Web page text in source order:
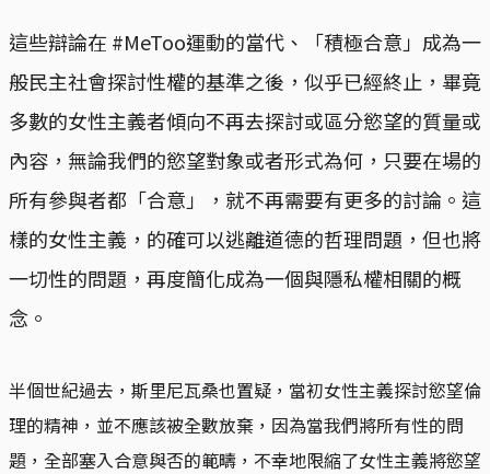
這些辯論在 #MeToo運動的當代、「積極合意」成為一
般民主社會探討性權的基準之後，似乎已經終止，畢竟
多數的女性主義者傾向不再去探討或區分慾望的質量或
內容，無論我們的慾望對象或者形式為何，只要在場的
所有參與者都「合意」，就不再需要有更多的討論。這
樣的女性主義，的確可以逃離道德的哲理問題，但也將
一切性的問題，再度簡化成為一個與隱私權相關的概
念。
半個世紀過去，斯里尼瓦桑也置疑，當初女性主義探討慾望倫
理的精神，並不應該被全數放棄，因為當我們將所有性的問
題，全部塞入合意與否的範疇，不幸地限縮了女性主義將慾望